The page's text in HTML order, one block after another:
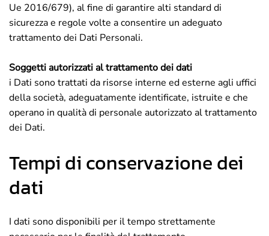
Ue 2016/679), al fine di garantire alti standard di
sicurezza e regole volte a consentire un adeguato
trattamento dei Dati Personali.
Soggetti autorizzati al trattamento dei dati
i Dati sono trattati da risorse interne ed esterne agli uffici
della società, adeguatamente identificate, istruite e che
operano in qualità di personale autorizzato al trattamento
dei Dati.
Tempi di conservazione dei
dati
I dati sono disponibili per il tempo strettamente